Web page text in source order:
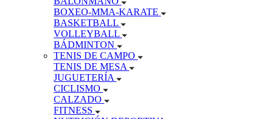
BOXEO-MMA-KARATE
BASKETBALL
VOLLEYBALL
BÁDMINTON
TENIS DE CAMPO
TENIS DE MESA
JUGUETERÍA
CICLISMO
CALZADO
FITNESS